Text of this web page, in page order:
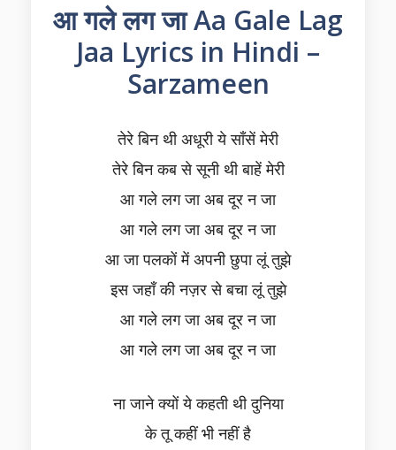
आ गले लग जा Aa Gale Lag
Jaa Lyrics in Hindi –
Sarzameen
तेरे बिन थी अधूरी ये साँसें मेरी
तेरे बिन कब से सूनी थी बाहें मेरी
आ गले लग जा अब दूर न जा
आ गले लग जा अब दूर न जा
आ जा पलकों में अपनी छुपा लूं तुझे
इस जहाँ की नज़र से बचा लूं तुझे
आ गले लग जा अब दूर न जा
आ गले लग जा अब दूर न जा
ना जाने क्यों ये कहती थी दुनिया
के तू कहीं भी नहीं है